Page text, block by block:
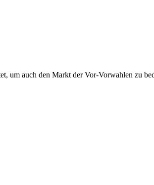
um auch den Markt der Vor-Vorwahlen zu